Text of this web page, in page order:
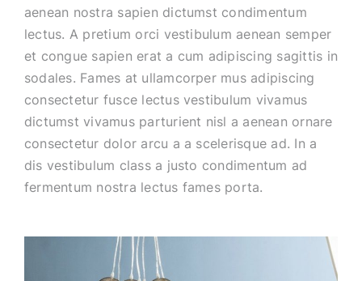
aenean nostra sapien dictumst condimentum
lectus. A pretium orci vestibulum aenean semper
et congue sapien erat a cum adipiscing sagittis in
sodales. Fames at ullamcorper mus adipiscing
consectetur fusce lectus vestibulum vivamus
dictumst vivamus parturient nisl a aenean ornare
consectetur dolor arcu a a scelerisque ad. In a
dis vestibulum class a justo condimentum ad
fermentum nostra lectus fames porta.